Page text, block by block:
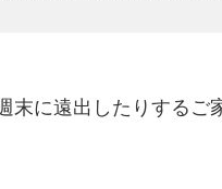
末に遠出したりする